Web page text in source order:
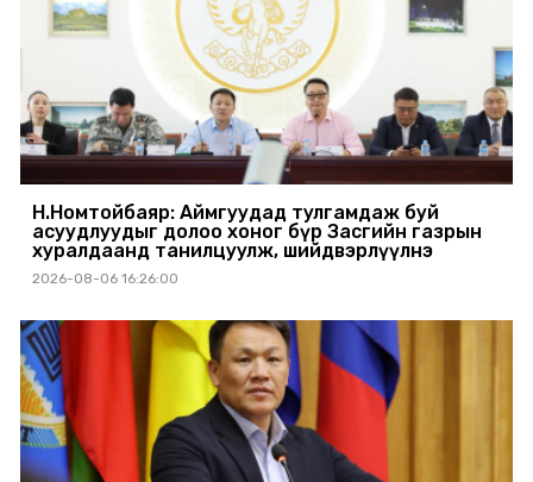
Н.Номтойбаяр: Аймгуудад тулгамдаж буй
асуудлуудыг долоо хоног бүр Засгийн газрын
хуралдаанд танилцуулж, шийдвэрлүүлнэ
2026-08-06 16:26:00